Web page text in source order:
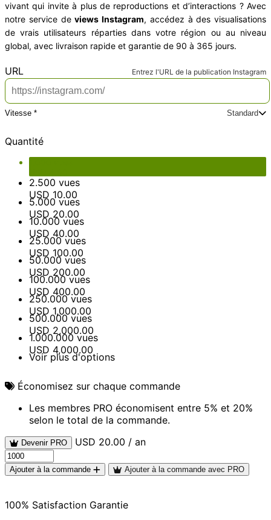
vivant qui invite à plus de reproductions et d’interactions ? Avec
notre service deviews Instagram, accédez à des visualisations
de vrais utilisateurs réparties dans votre région ou au niveau
global, avec livraison rapide et garantie de 90 à 365 jours.
URL Entrez l'URL de la publication Instagram
Vitesse *
Standard
Total des options
USD 4.00
Quantité
2.500 vues
USD 10.00
5.000 vues
USD 20.00
10.000 vues
USD 40.00
25.000 vues
USD 100.00
50.000 vues
USD 200.00
100.000 vues
USD 400.00
250.000 vues
USD 1,000.00
500.000 vues
USD 2,000.00
1.000.000 vues
USD 4,000.00
Voir plus d'options
Économisez sur chaque commande
Les membres PRO économisent entre 5% et 20%
selon le total de la commande.
Devenir PRO USD 20.00 / an
Ajouter à la commande Ajouter à la commande avec PRO
100% Satisfaction Garantie